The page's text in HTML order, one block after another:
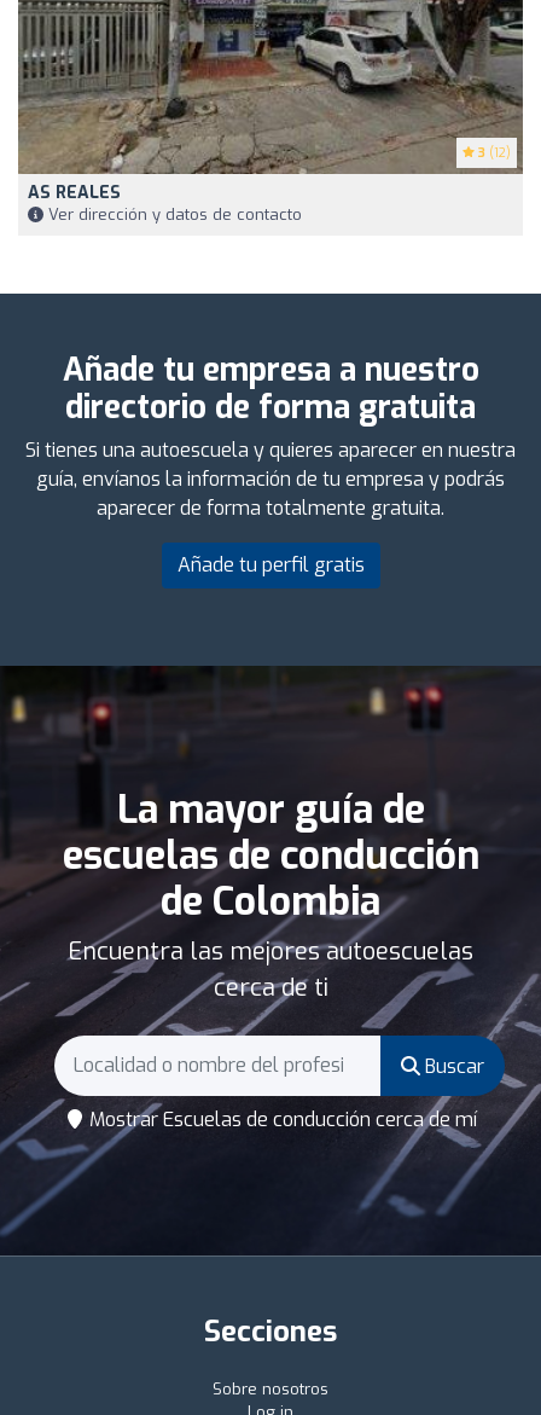
3 (12)
AS REALES
Ver dirección y datos de contacto
Añade tu empresa a nuestro
directorio de forma gratuita
Si tienes una autoescuela y quieres aparecer en nuestra
guía, envíanos la información de tu empresa y podrás
aparecer de forma totalmente gratuita.
Añade tu perfil gratis
La mayor guía de
escuelas de conducción
de Colombia
Encuentra las mejores autoescuelas
cerca de ti
Buscar
Mostrar Escuelas de conducción cerca de mí
Secciones
Sobre nosotros